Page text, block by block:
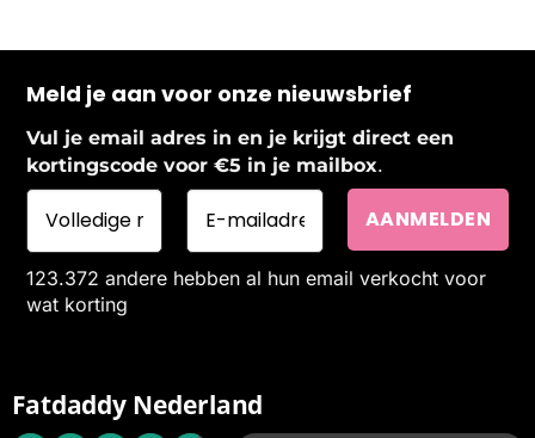
Meld je aan voor onze nieuwsbrief
Vul je email adres in en je krijgt direct een
kortingscode voor €5 in je mailbox.
123.372 andere hebben al hun email verkocht voor
wat korting
Fatdaddy Nederland